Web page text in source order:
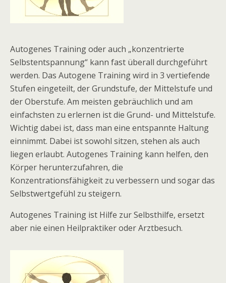
Autogenes Training oder auch „konzentrierte
Selbstentspannung“ kann fast überall durchgeführt
werden. Das Autogene Training wird in 3 vertiefende
Stufen eingeteilt, der Grundstufe, der Mittelstufe und
der Oberstufe. Am meisten gebräuchlich und am
einfachsten zu erlernen ist die Grund- und Mittelstufe.
Wichtig dabei ist, dass man eine entspannte Haltung
einnimmt. Dabei ist sowohl sitzen, stehen als auch
liegen erlaubt. Autogenes Training kann helfen, den
Körper herunterzufahren, die
Konzentrationsfähigkeit zu verbessern und sogar das
Selbstwertgefühl zu steigern.
Autogenes Training ist Hilfe zur Selbsthilfe, ersetzt
aber nie einen Heilpraktiker oder Arztbesuch.